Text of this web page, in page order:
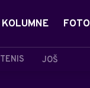
TENIS JOŠ
KOLUMNE FOTO